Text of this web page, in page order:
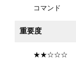
コマンド
重要度
★★☆☆☆